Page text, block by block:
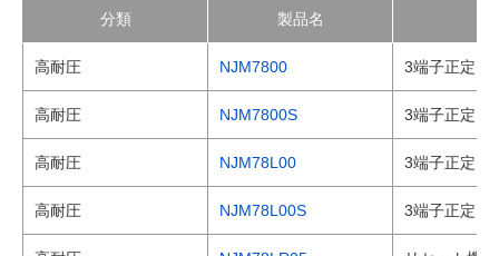
分類 製品名
高耐圧 NJM7800 3端子正定電
高耐圧 NJM7800S 3端子正定電
高耐圧 NJM78L00 3端子正定電
高耐圧 NJM78L00S 3端子正定電